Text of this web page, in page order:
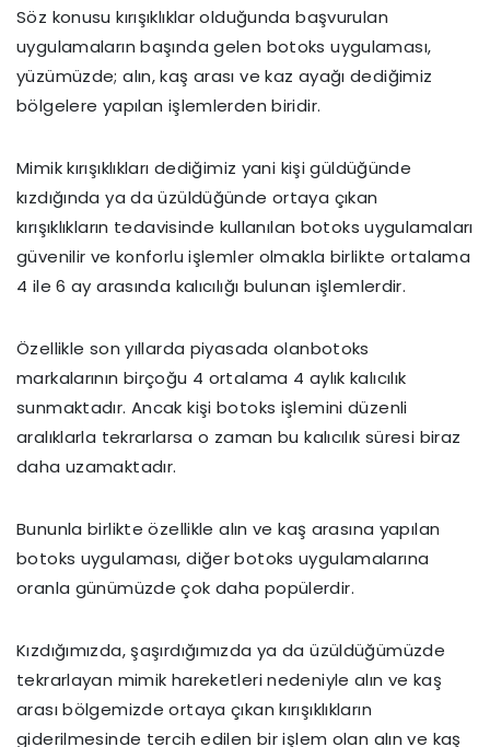
Söz konusu kırışıklıklar olduğunda başvurulan
uygulamaların başında gelen botoks uygulaması,
yüzümüzde; alın, kaş arası ve kaz ayağı dediğimiz
bölgelere yapılan işlemlerden biridir.
Mimik kırışıklıkları dediğimiz yani kişi güldüğünde
kızdığında ya da üzüldüğünde ortaya çıkan
kırışıklıkların tedavisinde kullanılan botoks uygulamaları
güvenilir ve konforlu işlemler olmakla birlikte ortalama
4 ile 6 ay arasında kalıcılığı bulunan işlemlerdir.
Özellikle son yıllarda piyasada olanbotoks
markalarının birçoğu 4 ortalama 4 aylık kalıcılık
sunmaktadır. Ancak kişi botoks işlemini düzenli
aralıklarla tekrarlarsa o zaman bu kalıcılık süresi biraz
daha uzamaktadır.
Bununla birlikte özellikle alın ve kaş arasına yapılan
botoks uygulaması, diğer botoks uygulamalarına
oranla günümüzde çok daha popülerdir.
Kızdığımızda, şaşırdığımızda ya da üzüldüğümüzde
tekrarlayan mimik hareketleri nedeniyle alın ve kaş
arası bölgemizde ortaya çıkan kırışıklıkların
giderilmesinde tercih edilen bir işlem olan alın ve kaş